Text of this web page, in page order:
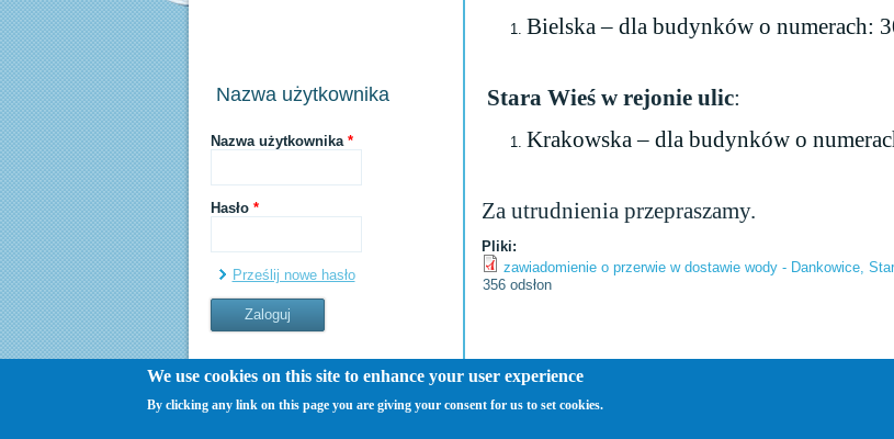
Nazwa użytkownika
Nazwa użytkownika *
Hasło *
Prześlij nowe hasło
Bielska – dla budynków o numerach:
Stara Wieś w rejonie ulic:
Krakowska – dla budynków o
Za utrudnienia przepraszamy.
Pliki:
zawiadomienie o przerwie w dostawie wody - Dankowice,
356 odsłon
We use cookies on this site to enhance your user experience
By clicking any link on this page you are giving your consent for us to set cookies.